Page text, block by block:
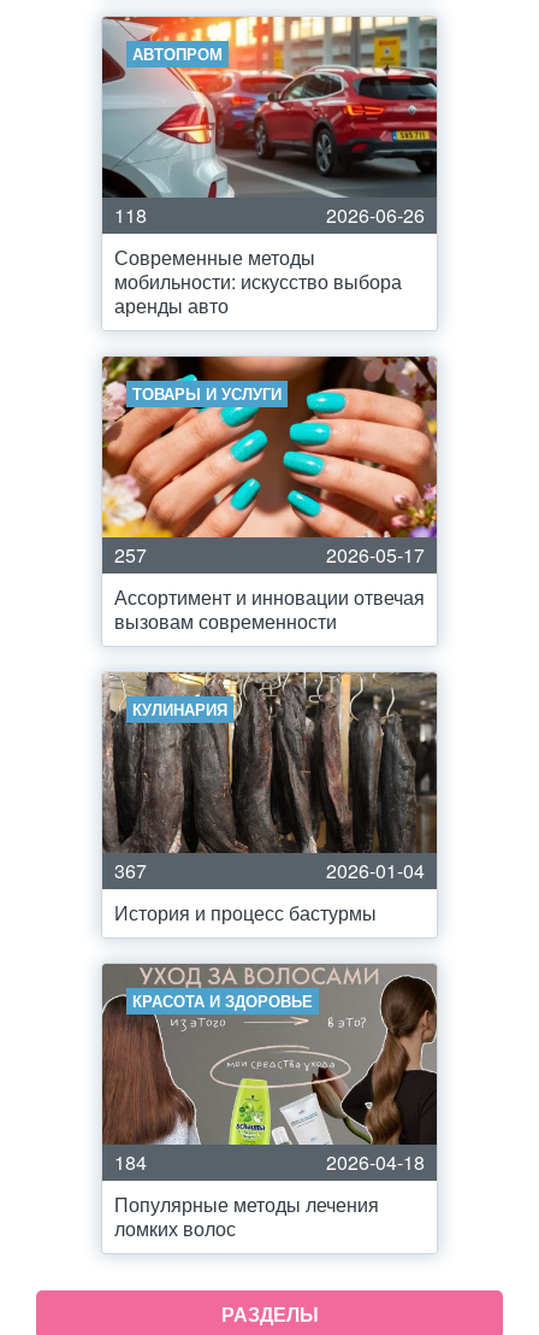
АВТОПРОМ
118
2026-06-26
Современные методы
мобильности: искусство выбора
аренды авто
ТОВАРЫ И УСЛУГИ
257
2026-05-17
Ассортимент и инновации отвечая
вызовам современности
КУЛИНАРИЯ
367
2026-01-04
История и процесс бастурмы
КРАСОТА И ЗДОРОВЬЕ
184
2026-04-18
Популярные методы лечения
ломких волос
РАЗДЕЛЫ